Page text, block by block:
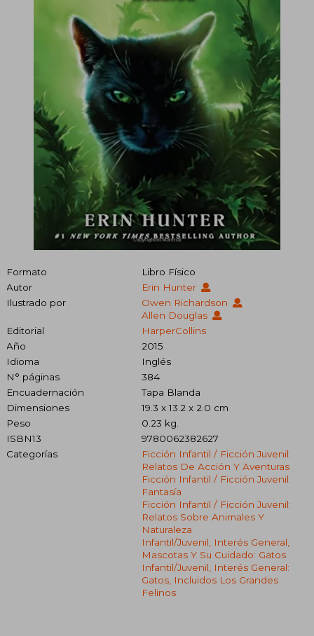
Formato
Libro Físico
Autor
Erin Hunter
Ilustrado por
Owen Richardson
Allen Douglas
Editorial
HarperCollins
Año
2015
Idioma
Inglés
N° páginas
384
Encuadernación
Tapa Blanda
Dimensiones
19.3 x 13.2 x 2.0 cm
Peso
0.23 kg.
ISBN13
9780062382627
Categorías
Ficción Infantil / Ficción Juvenil:
Relatos De Acción Y Aventuras
Ficción Infantil / Ficción Juvenil:
Fantasía
Ficción Infantil / Ficción Juvenil:
Relatos Sobre Animales Y
Naturaleza
Infantil/juvenil, Interés General,
Mascotas Y Su Cuidado: Gatos
Infantil/juvenil, Interés General:
Gatos, Incluidos Los Grandes
Felinos